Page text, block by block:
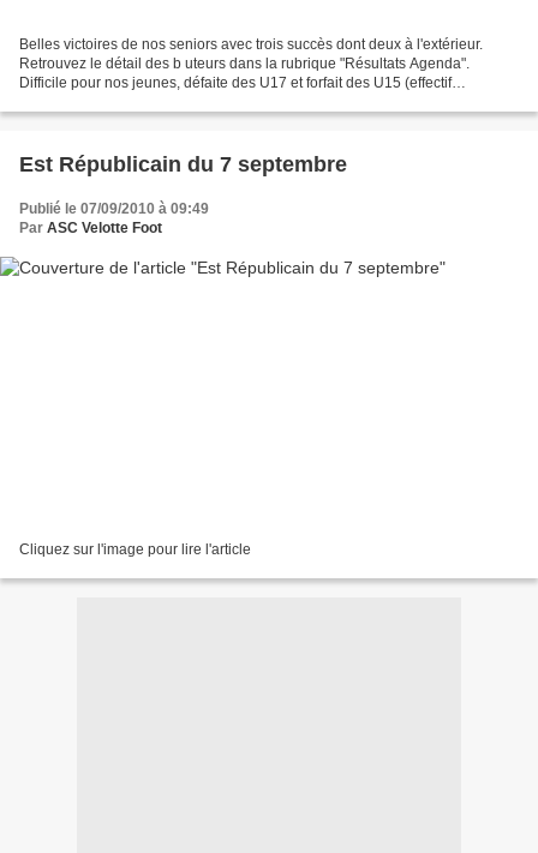
Belles victoires de nos seniors avec trois succès dont deux à l'extérieur.
Retrouvez le détail des b uteurs dans la rubrique "Résultats Agenda".
Difficile pour nos jeunes, défaite des U17 et forfait des U15 (effectif
Est Républicain du 7 septembre
Publié le 07/09/2010 à 09:49
Par ASC Velotte Foot
Cliquez sur l'image pour lire l'article